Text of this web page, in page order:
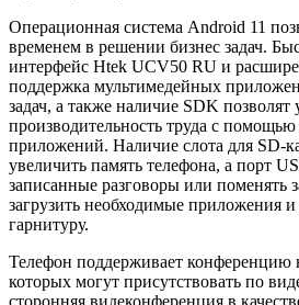
Операционная система Android 11
временем в решении бизнес задач.
интерфейс Htek UCV50 RU и
поддержка мультимедейных
задач, а также наличие SDK позволят
производительность труда с
приложений. Наличие слота для SD-
увеличить память телефона, а порт
записанные разговоры или поменять
загрузить необходимые приложения
гарнитуру.
Телефон поддерживает конференцию
которых могут присутствовать по
сторонняя видеконференция в